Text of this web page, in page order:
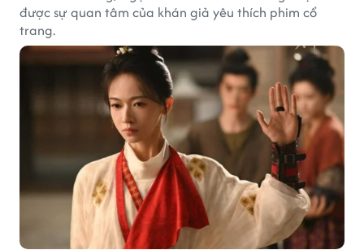
được sự quan tâm của khán giả yêu thích phim cổ
trang.